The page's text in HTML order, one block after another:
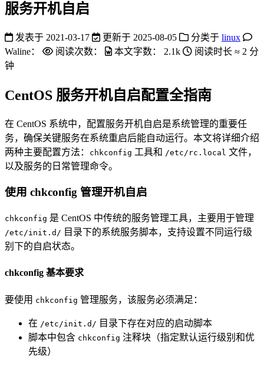
服务开机自启
发表于 2021-03-17 更新于 2025-08-05 分类于 linux
Waline：
阅读次数： 本文字数： 2.1k 阅读时长 ≈ 2 分
钟
CentOS 服务开机自启配置全指南
在 CentOS 系统中，配置服务开机自启是系统管理的重要任
务，确保关键服务在系统重启后能自动运行。本文将详细介绍
两种主要配置方法：
chkconfig 工具和 /etc/rc.local 文件，
以及服务的日常管理命令。
使用 chkconfig 管理开机自启
chkconfig 是 CentOS 中传统的服务管理工具，主要用于管理
/etc/init.d/ 目录下的系统服务脚本，支持设置不同运行级
别下的自启状态。
chkconfig 基本要求
要使用 chkconfig 管理服务，该服务必须满足：
在 /etc/init.d/ 目录下存在对应的启动脚本
脚本中包含 chkconfig 注释块（指定默认运行级别和优
先级）